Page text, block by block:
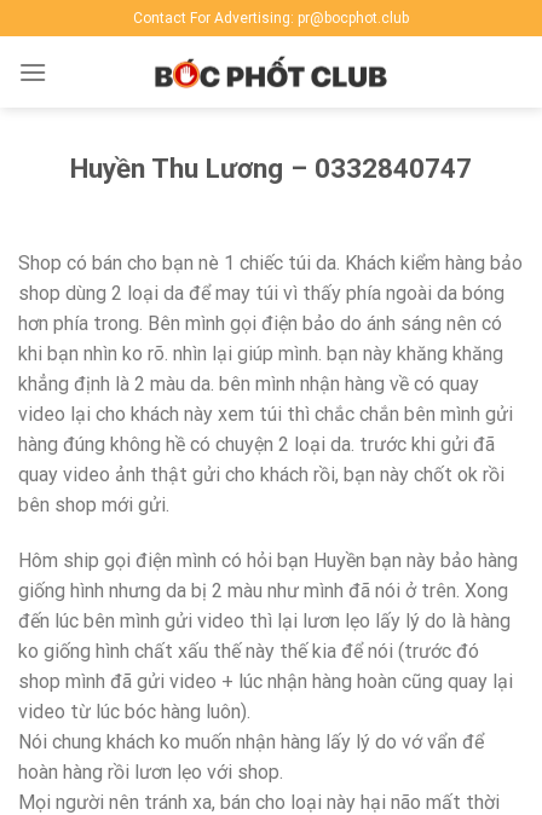
to
content
Contact For Advertising: pr@bocphot.club
Huyền Thu Lương – 0332840747‬‬
Shop có bán cho bạn nè 1 chiếc túi da. Khách kiểm hàng bảo
shop dùng 2 loại da để may túi vì thấy phía ngoài da bóng
hơn phía trong. Bên mình gọi điện bảo do ánh sáng nên có
khi bạn nhìn ko rõ. nhìn lại giúp mình. bạn này khăng khăng
khẳng định là 2 màu da. bên mình nhận hàng về có quay
video lại cho khách này xem túi thì chắc chắn bên mình gửi
hàng đúng không hề có chuyện 2 loại da. trước khi gửi đã
quay video ảnh thật gửi cho khách rồi, bạn này chốt ok rồi
bên shop mới gửi.
Hôm ship gọi điện mình có hỏi bạn Huyền bạn này bảo hàng
giống hình nhưng da bị 2 màu như mình đã nói ở trên. Xong
đến lúc bên mình gửi video thì lại lươn lẹo lấy lý do là hàng
ko giống hình chất xấu thế này thế kia để nói (trước đó
shop mình đã gửi video + lúc nhận hàng hoàn cũng quay lại
video từ lúc bóc hàng luôn).
Nói chung khách ko muốn nhận hàng lấy lý do vớ vẩn để
hoàn hàng rồi lươn lẹo với shop.
Mọi người nên tránh xa, bán cho loại này hại não mất thời